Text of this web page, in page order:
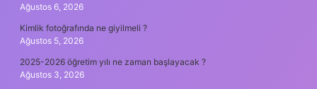
Ağustos 6, 2026
Kimlik fotoğrafında ne giyilmeli ?
Ağustos 5, 2026
2025-2026 öğretim yılı ne zaman başlayacak ?
Ağustos 3, 2026